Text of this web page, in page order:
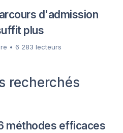
d'admission
plus
• 6 283 lecteurs
recherchés
méthodes efficaces